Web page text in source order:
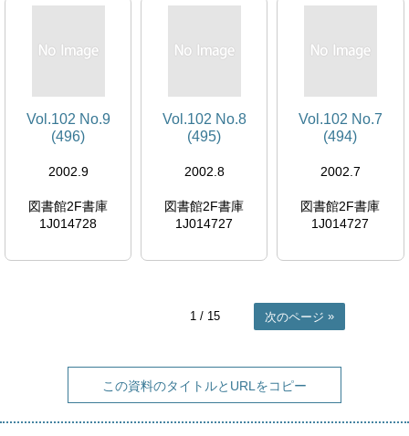
Vol.102 No.9
(496)
2002.9
図書館2F書庫
1J014728
Vol.102 No.8
(495)
2002.8
図書館2F書庫
1J014727
Vol.102 No.7
(494)
2002.7
図書館2F書庫
1J014727
1/ 15 次のページ
この資料のタイトルとURLをコピー